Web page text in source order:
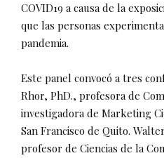
COVID19 a causa de la
que las personas
pandemia.
Este panel convocó a tres
Rhor, PhD., profesora de
investigadora de Marketing
San Francisco de Quito.
profesor de Ciencias de la